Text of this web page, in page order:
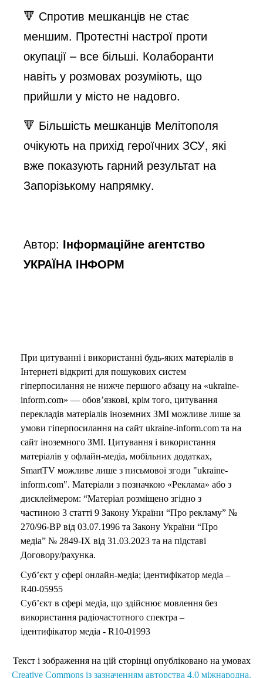
🔻 Спротив мешканців не стає
меншим. Протестні настрої проти
окупації – все більші. Колаборанти
навіть у розмовах розуміють, що
прийшли у місто не надовго.
🔻 Більшість мешканців Мелітополя
очікують на прихід героїчних ЗСУ, які
вже показують гарний результат на
Запорізькому напрямку.
Автор: Інформаційне агентство
УКРАЇНА ІНФОРМ
При цитуванні і використанні будь-яких матеріалів в
Інтернеті відкриті для пошукових систем
гіперпосилання не нижче першого абзацу на «ukraine-
inform.com» — обов’язкові, крім того, цитування
перекладів матеріалів іноземних ЗМІ можливе лише за
умови гіперпосилання на сайт ukraine-inform.com та на
сайт іноземного ЗМІ. Цитування і використання
матеріалів у офлайн-медіа, мобільних додатках,
SmartTV можливе лише з письмової згоди "ukraine-
inform.com". Матеріали з позначкою «Реклама» або з
дисклеймером: “Матеріал розміщено згідно з
частиною 3 статті 9 Закону України “Про рекламу” №
270/96-ВР від 03.07.1996 та Закону України “Про
медіа” № 2849-IX від 31.03.2023 та на підставі
Договору/рахунка.
Суб’єкт у сфері онлайн-медіа; ідентифікатор медіа –
R40-05955
Суб’єкт в сфері медіа, що здійснює мовлення без
використання радіочастотного спектра –
ідентифікатор медіа - R10-01993
Текст і зображення на цій сторінці опубліковано на умовах
Creative Commons із зазначенням авторства 4.0 міжнародна.